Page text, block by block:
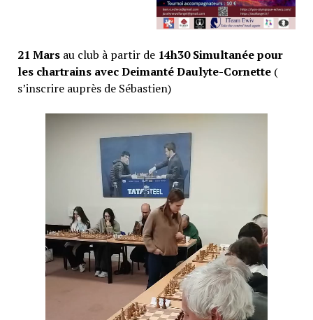
21 Mars au club à partir de 14h30 Simultanée pour
les chartrains avec Deimanté Daulyte-Cornette(
s’inscrire auprès de Sébastien)